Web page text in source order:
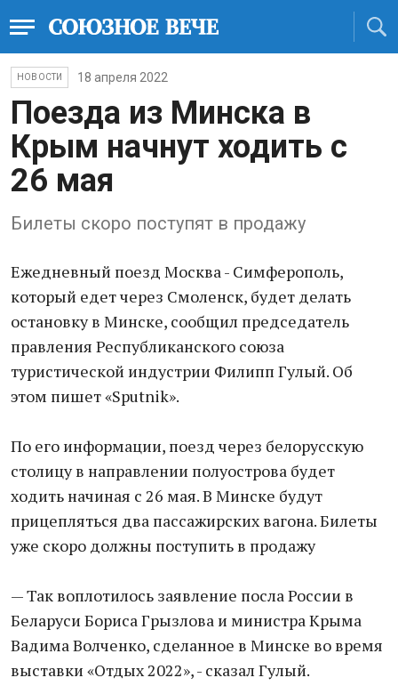
НОВОСТИ 18 апреля 2022
Поезда из Минска в
Крым начнут ходить с
26 мая
Билеты скоро поступят в продажу
Ежедневный поезд Москва - Симферополь,
который едет через Смоленск, будет делать
остановку в Минске, сообщил председатель
правления Республиканского союза
туристической индустрии Филипп Гулый. Об
этом пишет «Sputnik».
По его информации, поезд через белорусскую
столицу в направлении полуострова будет
ходить начиная с 26 мая. В Минске будут
прицепляться два пассажирских вагона. Билеты
уже скоро должны поступить в продажу
— Так воплотилось заявление посла России в
Беларуси Бориса Грызлова и министра Крыма
Вадима Волченко, сделанное в Минске во время
выставки «Отдых 2022», - сказал Гулый.